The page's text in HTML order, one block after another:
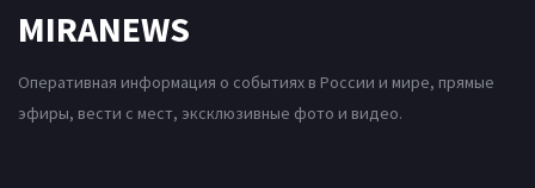
MIRANEWS
Оперативная информация о событиях в России и мире, прямые
эфиры, вести с мест, эксклюзивные фото и видео.